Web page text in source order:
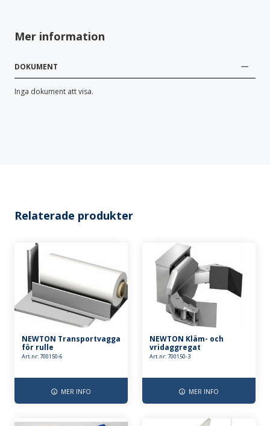
Mer information
DOKUMENT
Inga dokument att visa.
Relaterade produkter
NEWTON Transportvagga
för rulle
Art.nr: 700150-6
MER INFO
NEWTON Kläm- och
vridaggregat
Art.nr: 700150-3
MER INFO